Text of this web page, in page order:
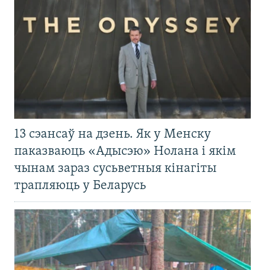
13 сэансаў на дзень. Як у Менску
паказваюць «Адысэю» Нолана і якім
чынам зараз сусьветныя кінагіты
трапляюць у Беларусь